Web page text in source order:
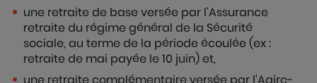
une retraite de base versée par l'Assurance
retraite du régime général de la Sécurité
sociale, au terme de la période écoulée (ex :
retraite de mai payée le 10 juin) et,